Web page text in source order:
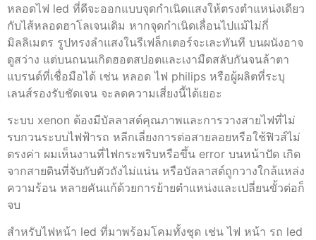
หลอดไฟ led ที่ดีจะออกแบบจุดกำเนิดแสงให้ตรงตำแหน่งเดียว
กับไส้หลอดฮาโลเจนเดิม หากจุดกำเนิดเลื่อนไปแม้ไม่กี่
มิลลิเมตร รูปทรงลำแสงในรีเฟล็กเตอร์จะเละทันที บนผนังอาจ
ดูสว่าง แต่บนถนนเกิดฮอตสปอตและเงามืดสลับกันจนล้าตา
แบรนด์ที่เชื่อมือได้ เช่น หลอด ไฟ philips หรือผู้ผลิตที่ระบุ
เลนส์รองรับชัดเจน จะลดความเสี่ยงนี้ได้เยอะ
ระบบ xenon ต้องมีบัลลาสต์คุณภาพและการวางสายไฟที่ไม่
รบกวนระบบไฟฟ้ารถ หลีกเลี่ยงการต่อสายลอยหรือใช้ฟิวส์ไม่
ตรงค่า ผมเห็นงานที่ไฟกระพริบหรือขึ้น error บนหน้าปัด เกิด
จากสายดินที่จับกับตัวถังไม่แน่น หรือบัลลาสต์ถูกวางใกล้แหล่ง
ความร้อน หลายคันแก้ด้วยการย้ายตำแหน่งและเปลี่ยนขั้วต่อก็
จบ
สำหรับไฟหน้า led ที่มาพร้อมโคมทั้งชุด เช่น ไฟ หน้า รถ led